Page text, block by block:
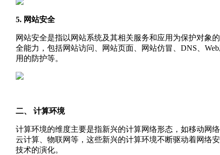
5. 网站安全
网站安全是指以网站系统及其相关服务和应用为保护对象
全能力，包括网站访问、网站页面、网站仿冒、DNS、
用的防护等。
二、 计算环境
计算环境的维度主要是指新兴的计算网络形态，如移动网
云计算、物联网等，这些新兴的计算环境不断驱动着网络
技术的演化。